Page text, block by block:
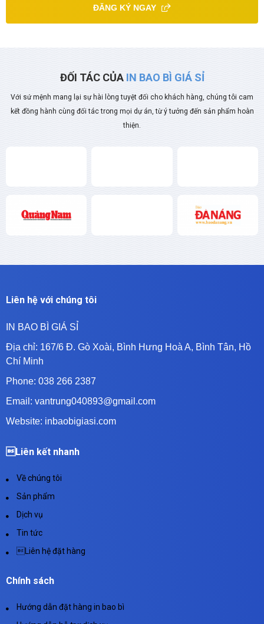
ĐĂNG KÝ NGAY
ĐỐI TÁC CỦA IN BAO BÌ GIÁ SỈ
Với sứ mệnh mang lại sự hài lòng tuyệt đối cho khách hàng, chúng tôi cam
kết đồng hành cùng đối tác trong mọi dự án, từ ý tưởng đến sản phẩm hoàn
thiện.
Liên hệ với chúng tôi
IN BAO BÌ GIÁ SỈ
Địa chỉ: 167/6 Đ. Gò Xoài, Bình Hưng Hoà A, Bình Tân, Hồ
Chí Minh
Phone: 038 266 2387
Email: vantrung040893@gmail.com
Website: inbaobigiasi.com
Liên kết nhanh
Về chúng tôi
Sản phẩm
Dịch vụ
Tin tức
Liên hệ đặt hàng
Chính sách
Hướng dẫn đặt hàng in bao bì